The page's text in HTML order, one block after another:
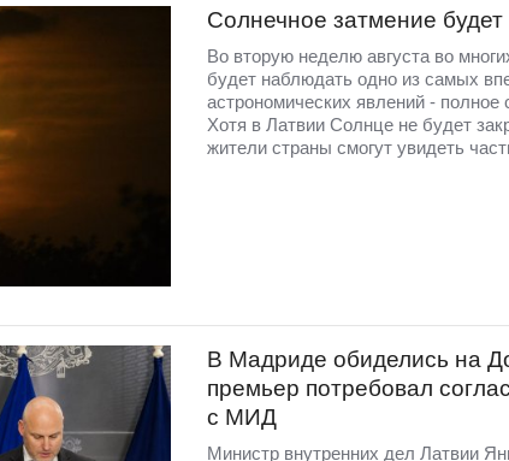
Солнечное затмение
Во вторую неделю августа во
будет наблюдать одно из самых
астрономических явлений - полное
Хотя в Латвии Солнце не будет
жители страны смогут увидеть
В Мадриде обиделись на
премьер потребовал
с МИД
Министр внутренних дел Латвии